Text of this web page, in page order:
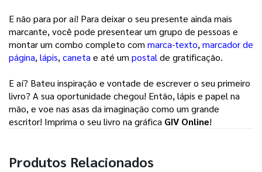
E não para por aí! Para deixar o seu presente ainda mais
marcante, você pode presentear um grupo de pessoas e
montar um combo completo com marca-texto, marcador de
página, lápis, canetae até um postalde gratificação.
E aí? Bateu inspiração e vontade de escrever o seu primeiro
livro? A sua oportunidade chegou! Então, lápis e papel na
mão, e voe nas asas da imaginação como um grande
escritor! Imprima o seu livro na gráfica GIV Online!
Produtos Relacionados